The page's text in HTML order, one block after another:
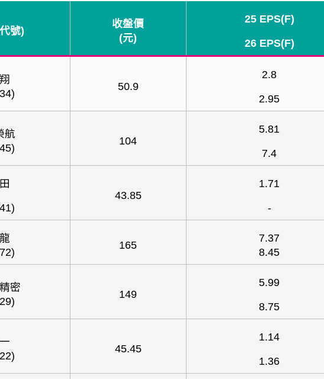
代號)
收盤價
(元)
25 EPS(F)
26 EPS(F)
50.9
2.8
2.95
航
104
5.81
7.4
43.85
1.71
-
165
7.37
8.45
密
149
5.99
8.75
45.45
1.14
1.36